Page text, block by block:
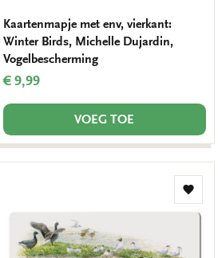
Kaartenmapje met env, vierkant:
Winter Birds, Michelle Dujardin,
Vogelbescherming
€ 9,99
VOEG TOE
aan